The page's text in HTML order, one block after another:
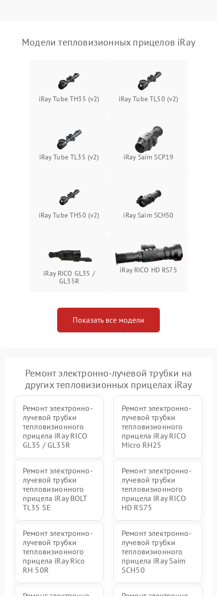
Неисправность системы
защиты от
1500 ₽ Подробнее →
Неисправность системы
защиты от замыкания
Подробнее →
Неисправность системы
Поломка системы защиты
от перенапряжения
Подробнее →
Модели тепловизионных прицелов iRay
iRay Tube TH35 (v2) iRay Tube TL50 (v2)
iRay Tube TL35 (v2) iRay Saim SCP19
iRay Tube TH50 (v2) iRay Saim SCH50
iRay RICO GL35 /
GL35R
iRay RICO HD RS75
Показать все модели
Ремонт электронно-лучевой трубки на
других тепловизионных прицелах iRay
Ремонт электронно-
лучевой трубки
тепловизионного
прицела iRay RICO
GL35 / GL35R
Ремонт электронно-
лучевой трубки
тепловизионного
прицела iRay RICO
Micro RH25
Ремонт электронно-
лучевой трубки
тепловизионного
прицела iRay BOLT
TL35 SE
Ремонт электронно-
лучевой трубки
тепловизионного
прицела iRay RICO
HD RS75
Ремонт электронно-
лучевой трубки
тепловизионного
прицела iRay Rico
RH 50R
Ремонт электронно-
лучевой трубки
тепловизионного
прицела iRay Saim
SCH50